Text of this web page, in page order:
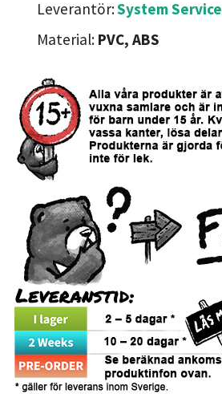
Leverantör:System Service
Material: PVC, ABS